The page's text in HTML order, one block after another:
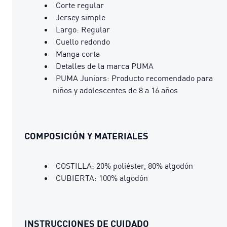
Corte regular
Jersey simple
Largo: Regular
Cuello redondo
Manga corta
Detalles de la marca PUMA
PUMA Juniors: Producto recomendado para
niños y adolescentes de 8 a 16 años
COMPOSICIÓN Y MATERIALES
COSTILLA: 20% poliéster, 80% algodón
CUBIERTA: 100% algodón
INSTRUCCIONES DE CUIDADO